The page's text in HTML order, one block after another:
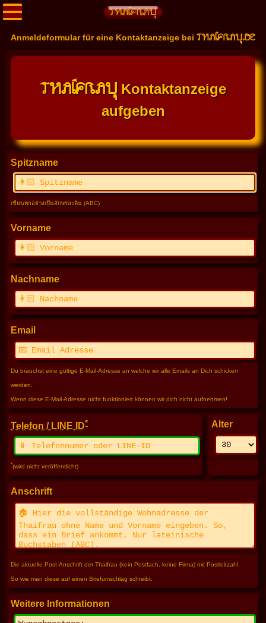
Anmeldeformular für eine Kontaktanzeige beiTHAIFRAU.DE
THAIFRAUKontaktanzeige
aufgeben
Spitzname
เขียนทุกอย่างเป็นอักษรละติน (ABC)
Vorname
Nachname
Email
Du brauchst eine gültige E-Mail-Adresse an welche wir alle Emails an Dich schicken
werden.
Wenn diese E-Mail-Adresse nicht funktioniert können wir dich nicht aufnehmen!
Telefon / LINE ID*
*(wird nicht veröffentlicht)
Alter
Anschrift
Die aktuelle Post-Anschrift der Thaifrau (kein Postfach, keine Firma) mit Postleitzahl.
So wie man diese auf einen Briefumschlag schreibt.
Weitere Informationen